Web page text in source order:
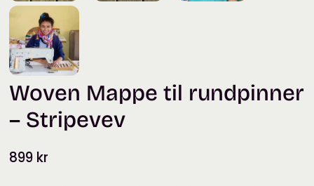
Woven Mappe til rundpinner
– Stripevev
899 kr